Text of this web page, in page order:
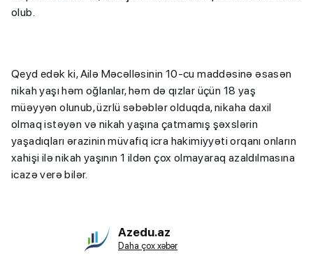
olub.
Qeyd edək ki, Ailə Məcəlləsinin 10-cu maddəsinə əsasən
nikah yaşı həm oğlanlar, həm də qızlar üçün 18 yaş
müəyyən olunub, üzrlü səbəblər olduqda, nikaha daxil
olmaq istəyən və nikah yaşına çatmamış şəxslərin
yaşadıqları ərazinin müvafiq icra hakimiyyəti orqanı onların
xahişi ilə nikah yaşının 1 ildən çox olmayaraq azaldılmasına
icazə verə bilər.
Azedu.az
Daha çox xəbər